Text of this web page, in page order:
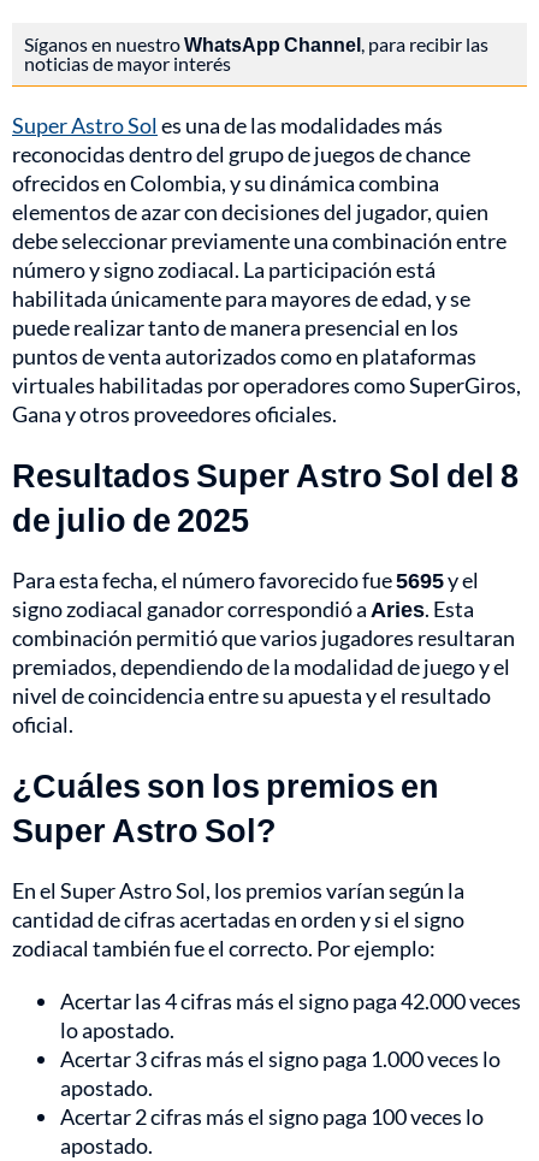
Síganos en nuestroWhatsApp Channel, para recibir las
noticias de mayor interés
Super Astro Soles una de las modalidades más
reconocidas dentro del grupo de juegos de chance
ofrecidos en Colombia, y su dinámica combina
elementos de azar con decisiones del jugador, quien
debe seleccionar previamente una combinación entre
número y signo zodiacal. La participación está
habilitada únicamente para mayores de edad, y se
puede realizar tanto de manera presencial en los
puntos de venta autorizados como en plataformas
virtuales habilitadas por operadores como SuperGiros,
Gana y otros proveedores oficiales.
Resultados Super Astro Sol del 8
de julio de 2025
Para esta fecha, el número favorecido fue5695y el
signo zodiacal ganador correspondió a Aries. Esta
combinación permitió que varios jugadores resultaran
premiados, dependiendo de la modalidad de juego y el
nivel de coincidencia entre su apuesta y el resultado
oficial.
¿Cuáles son los premios en
Super Astro Sol?
En el Super Astro Sol, los premios varían según la
cantidad de cifras acertadas en orden y si el signo
zodiacal también fue el correcto. Por ejemplo:
Acertar las 4 cifras más el signo paga 42.000 veces
lo apostado.
Acertar 3 cifras más el signo paga 1.000 veces lo
apostado.
Acertar 2 cifras más el signo paga 100 veces lo
apostado.